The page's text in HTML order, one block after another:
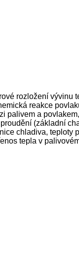
rozložení vývinu
reakce
palivem a
(základní
chladiva, teploty
tepla v